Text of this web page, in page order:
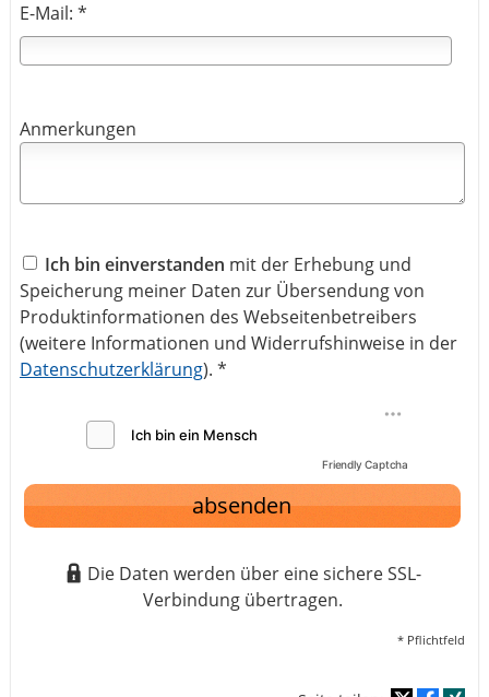
E-Mail: *
Anmerkungen
Ich bin einverstanden mit der Erhebung und
Speicherung meiner Daten zur Übersendung von
Produktinformationen des Webseitenbetreibers
(weitere Informationen und Widerrufshinweise in der
Datenschutzerklärung). *
Friendly Captcha
absenden
Die Daten werden über eine sichere SSL-
Verbindung übertragen.
* Pflichtfeld